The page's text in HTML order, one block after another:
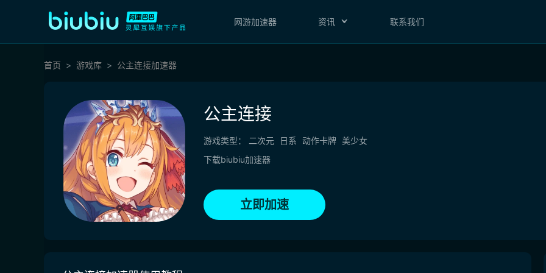
网游加速器 资讯 联系我们
首页 游戏库 公主连接加速器
公主连接
游戏类型： 二次元 日系 动作卡牌 美少女
下载biubiu加速器
立即加速